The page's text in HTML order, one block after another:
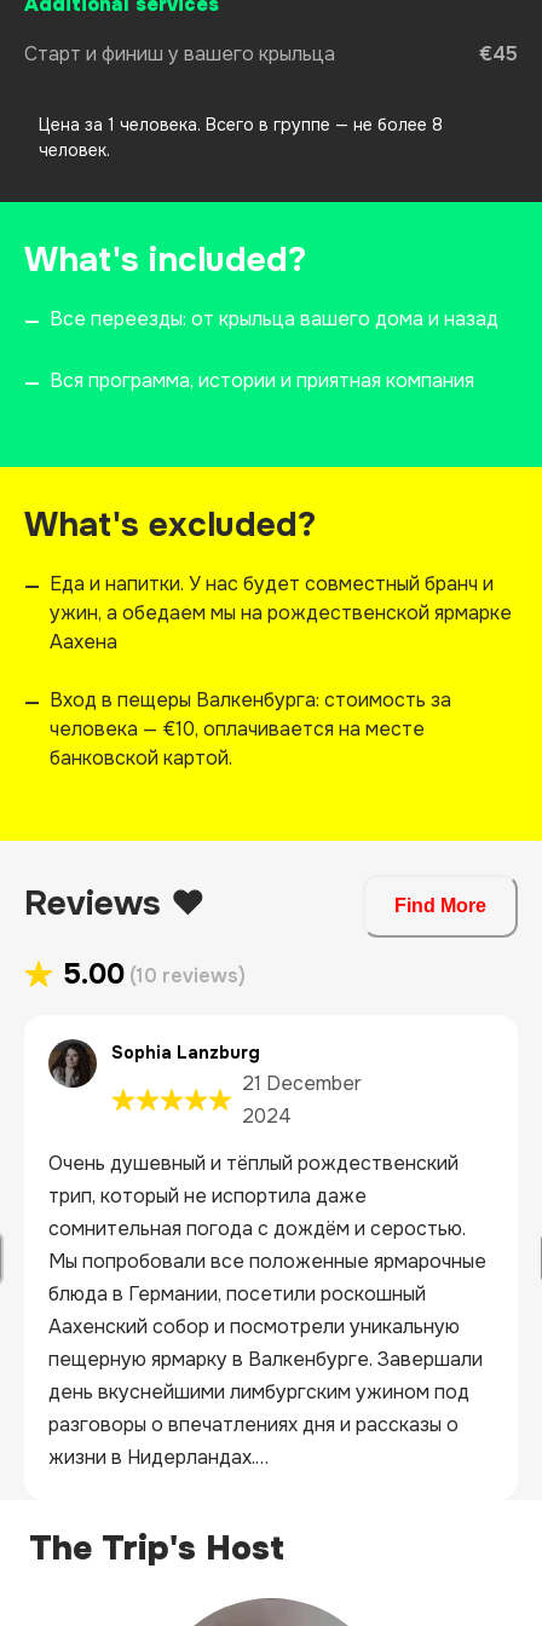
Старт и финиш у вашего крыльца
€45
Цена за 1 человека. Всего в группе — не более 8
человек.
What's included?
— Все переезды: от крыльца вашего дома и назад
— Вся программа, истории и приятная компания
What's excluded?
— Еда и напитки. У нас будет совместный бранч и
ужин, а обедаем мы на рождественской ярмарке
Аахена
— Вход в пещеры Валкенбурга: стоимость за
человека — €10, оплачивается на месте
банковской картой.
Reviews ❤️ Find More
5.00 (10 reviews)
Sophia Lanzburg
21 December
2024
Очень душевный и тёплый рождественский
трип, который не испортила даже
сомнительная погода с дождём и серостью.
Мы попробовали все положенные ярмарочные
блюда в Германии, посетили роскошный
Аахенский собор и посмотрели уникальную
пещерную ярмарку в Валкенбурге. Завершали
день вкуснейшими лимбургским ужином под
разговоры о впечатлениях дня и рассказы о
жизни в Нидерландах.
маршрутам, а этот могу уверенно
рождественское настроение и совершенно
The Trip's Host